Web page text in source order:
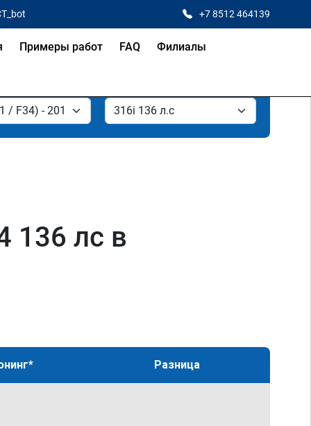
+7 8512 464139
Примеры работ FAQ Филиалы
136 лс в
Разница